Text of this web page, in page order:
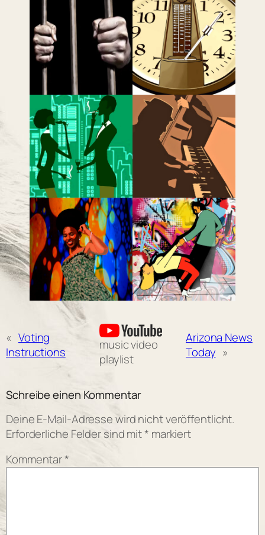
« Voting
Instructions
music video
playlist
Arizona News
Today »
Schreibe einen Kommentar
Deine E-Mail-Adresse wird nicht veröffentlicht.
Erforderliche Felder sind mit* markiert
Kommentar*